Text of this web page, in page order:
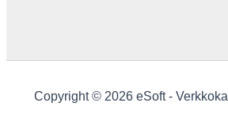
Copyright © 2026 eSoft -